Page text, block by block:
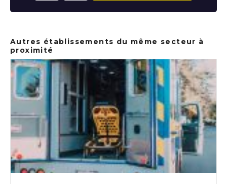
Autres établissements du même secteur à
proximité